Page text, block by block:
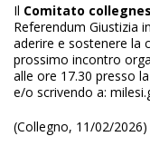
Il Comitato
Referendum Giustizia
aderire e sostenere la
prossimo incontro
alle ore 17.30 presso
e/o scrivendo a:
(Collegno, 11/02/2026)